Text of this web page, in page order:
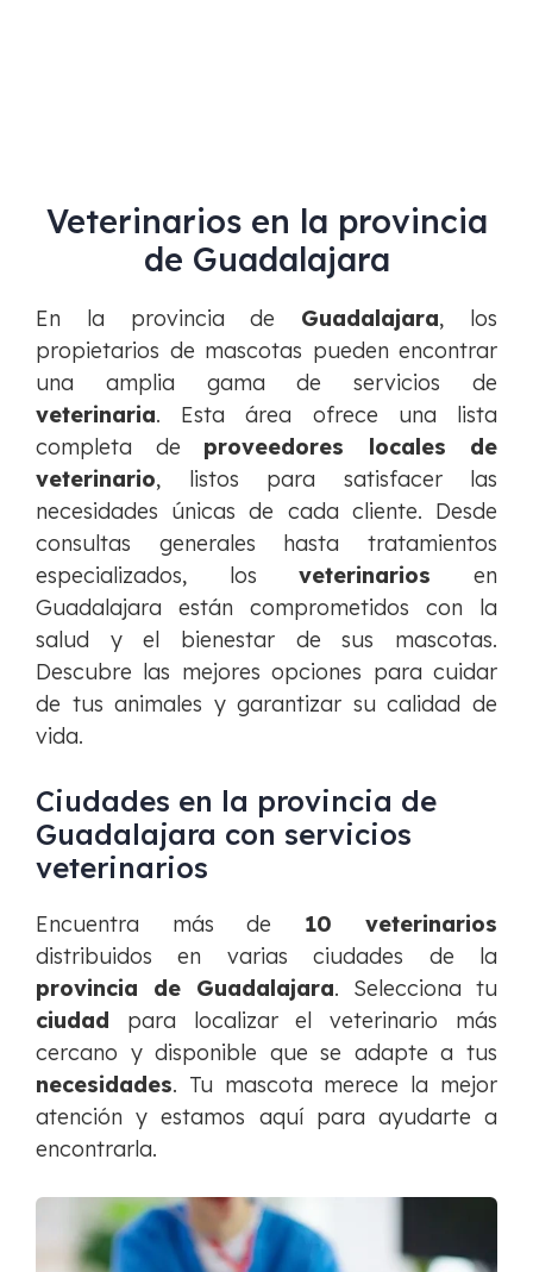
Veterinarios en la provincia
de Guadalajara
En la provincia de Guadalajara, los
propietarios de mascotas pueden encontrar
una amplia gama de servicios de
veterinaria. Esta área ofrece una lista
completa de proveedores locales de
veterinario, listos para satisfacer las
necesidades únicas de cada cliente. Desde
consultas generales hasta tratamientos
especializados, losveterinarios en
Guadalajara están comprometidos con la
salud y el bienestar de sus mascotas.
Descubre las mejores opciones para cuidar
de tus animales y garantizar su calidad de
vida.
Ciudades en la provincia de
Guadalajara con servicios
veterinarios
Encuentra más de 10 veterinarios
distribuidos en varias ciudades de la
provincia de Guadalajara. Selecciona tu
ciudad para localizar el veterinario más
cercano y disponible que se adapte a tus
necesidades. Tu mascota merece la mejor
atención y estamos aquí para ayudarte a
encontrarla.